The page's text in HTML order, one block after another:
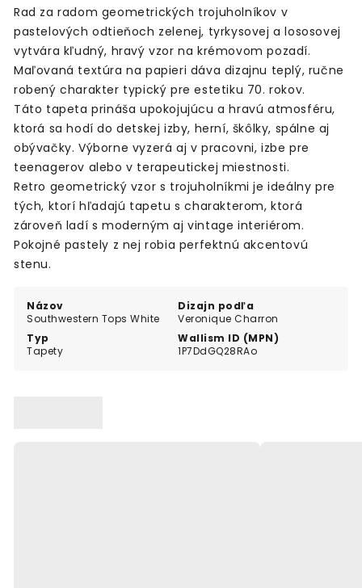
Názov
Southwestern Tops White
Dizajn podľa
Veronique Charron
Typ
Tapety
Wallism ID (MPN)
1P7DdGQ28RAo
Rad za radom geometrických trojuholníkov v
pastelových odtieňoch zelenej, tyrkysovej a lososovej
vytvára kľudný, hravý vzor na krémovom pozadí.
Maľovaná textúra na papieri dáva dizajnu teplý, ručne
robený charakter typický pre estetiku 70. rokov.
Táto tapeta prináša upokojujúcu a hravú atmosféru,
ktorá sa hodí do detskej izby, herní, škôlky, spálne aj
obývačky. Výborne vyzerá aj v pracovni, izbe pre
teenagerov alebo v terapeutickej miestnosti.
Retro geometrický vzor s trojuholníkmi je ideálny pre
tých, ktorí hľadajú tapetu s charakterom, ktorá
zároveň ladí s moderným aj vintage interiérom.
Pokojné pastely z nej robia perfektnú akcentovú
stenu.